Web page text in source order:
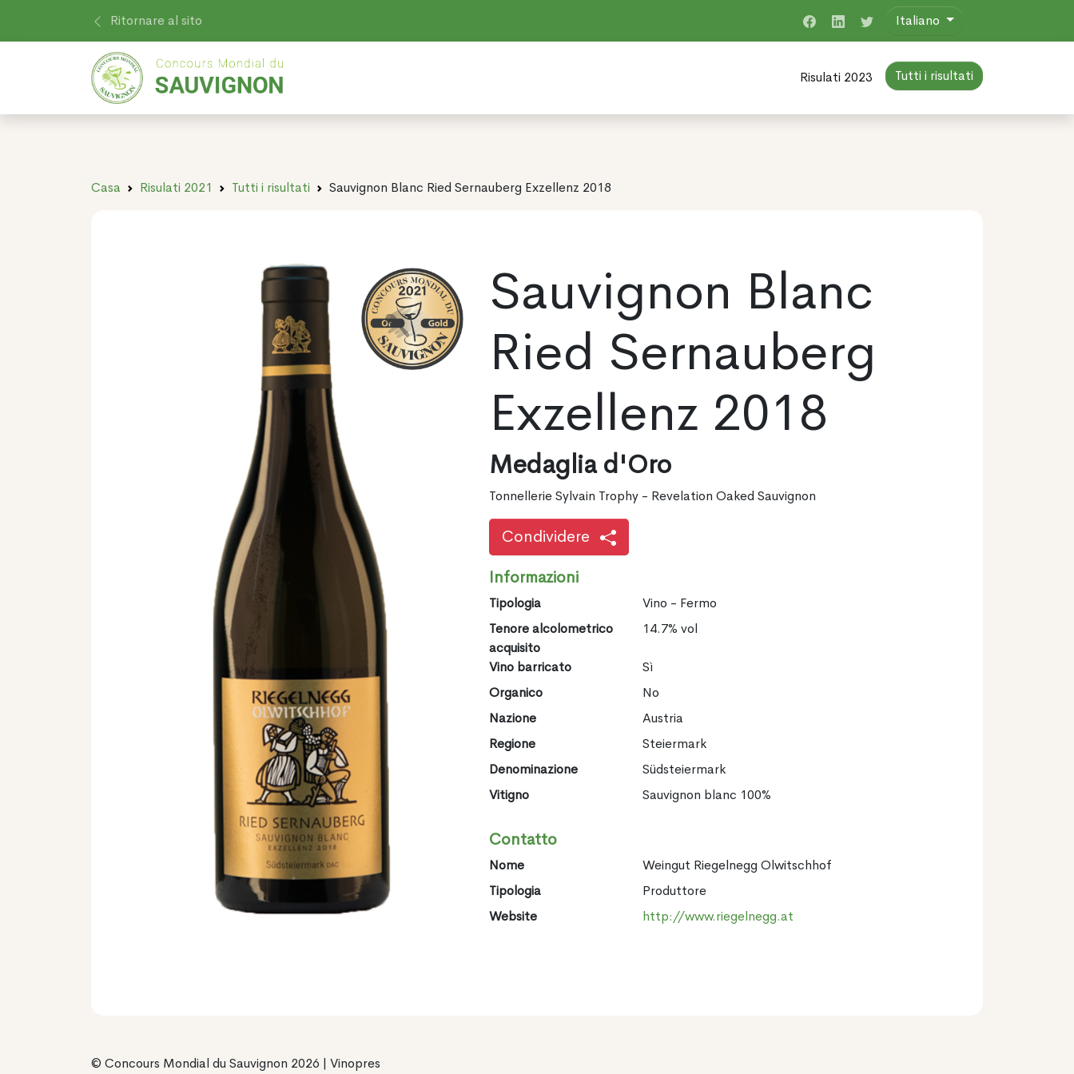
Ritornare al sito Italiano
Risulati 2023 Tutti i risultati
Casa Risulati 2021 Tutti i risultati Sauvignon Blanc Ried Sernauberg Exzellenz 2018
Sauvignon Blanc
Ried Sernauberg
Exzellenz 2018
Medaglia d'Oro
Tonnellerie Sylvain Trophy - Revelation Oaked Sauvignon
Condividere
Informazioni
Tipologia
Vino - Fermo
Tenore alcolometrico
acquisito
14.7% vol
Vino barricato
Sì
Organico
No
Nazione
Austria
Regione
Steiermark
Denominazione
Südsteiermark
Vitigno
Sauvignon blanc 100%
Contatto
Nome
Weingut Riegelnegg Olwitschhof
Tipologia
Produttore
Website
http://www.riegelnegg.at
© Concours Mondial du Sauvignon 2026 | Vinopres